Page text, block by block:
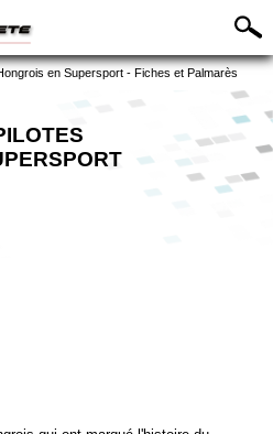
en Supersport - Fiches et Palmarès